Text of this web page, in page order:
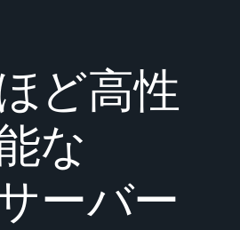
ど高性
な
ーバー